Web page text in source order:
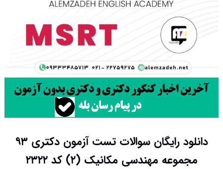
دانلود رایگان سوالات تست آزمون دکتری ۹۳
مجموعه مهندسی مکانیک (۲) کد ۲۳۲۲